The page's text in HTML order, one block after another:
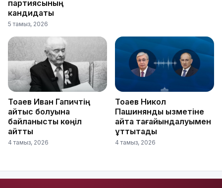
партиясының
кандидаты
5 тамыз, 2026
Тоқаев Иван Гапичтің
қайтыс болуына
байланысты көңіл
айтты
4 тамыз, 2026
Тоқаев Никол
Пашинянды қызметіне
қайта тағайындалуымен
құттықтады
4 тамыз, 2026